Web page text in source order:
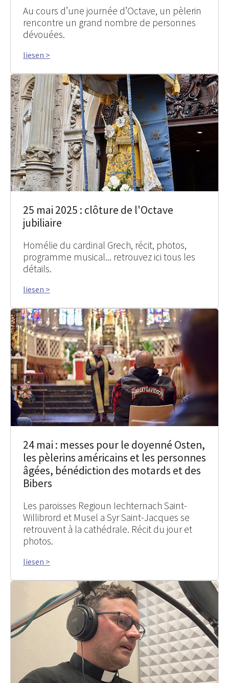
Au cours d’une journée d’Octave, un pèlerin
rencontre un grand nombre de personnes
dévouées.
liesen >
25 mai 2025 : clôture de l'Octave
jubiliaire
Homélie du cardinal Grech, récit, photos,
programme musical... retrouvez ici tous les
détails.
liesen >
24 mai : messes pour le doyenné Osten,
les pèlerins américains et les personnes
âgées, bénédiction des motards et des
Bibers
Les paroisses Regioun Iechternach Saint-
Willibrord et Musel a Syr Saint-Jacques se
retrouvent à la cathédrale. Récit du jour et
photos.
liesen >